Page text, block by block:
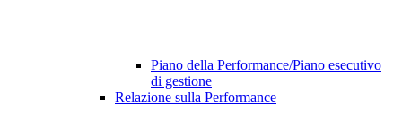
Piano della Performance/Piano esecutivo
di gestione
Relazione sulla Performance